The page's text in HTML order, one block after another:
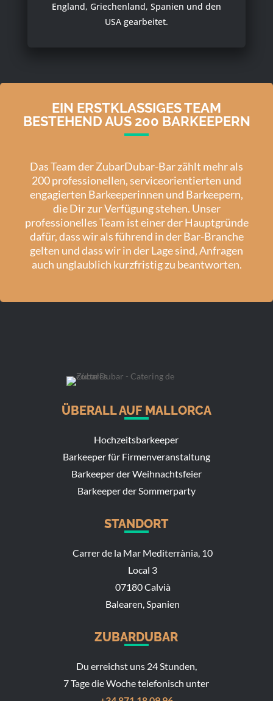
England, Griechenland, Spanien und den
USA gearbeitet.
EIN ERSTKLASSIGES TEAM
BESTEHEND AUS 200 BARKEEPERN
Das Team der ZubarDubar-Bar zählt mehr als
200 professionellen, serviceorientierten und
engagierten Barkeeperinnen und Barkeepern,
die Dir zur Verfügung stehen. Unser
professionelles Team ist einer der Hauptgründe
dafür, dass wir als führend in der Bar-Branche
gelten und dass wir in der Lage sind, Anfragen
auch unglaublich kurzfristig zu beantworten.
ÜBERALL AUF MALLORCA
Hochzeitsbarkeeper
Barkeeper für Firmenveranstaltung
Barkeeper der Weihnachtsfeier
Barkeeper der Sommerparty
STANDORT
Carrer de la Mar Mediterrània, 10
Local 3
07180 Calvià
Balearen, Spanien
ZUBARDUBAR
Du erreichst uns 24 Stunden,
7 Tage die Woche telefonisch unter